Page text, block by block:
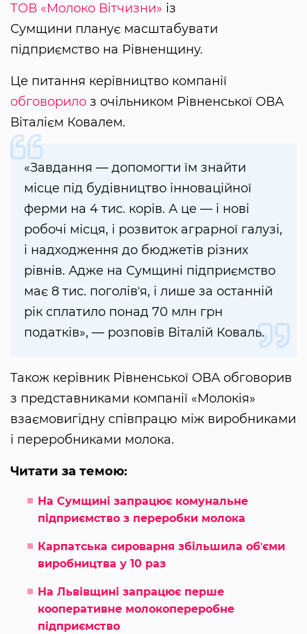
ТОВ «Молоко Вітчизни» із
Сумщини планує масштабувати
підприємство на Рівненщину.
Це питання керівництво компанії
обговорило з очільником Рівненської ОВА
Віталієм Ковалем.
«Завдання — допомогти їм знайти
місце під будівництво інноваційної
ферми на 4 тис. корів. А це — і нові
робочі місця, і розвиток аграрної галузі,
і надходження до бюджетів різних
рівнів. Адже на Сумщині підприємство
має 8 тис. поголівʼя, і лише за останній
рік сплатило понад 70 млн грн
податків», — розповів Віталій Коваль.
Також керівник Рівненської ОВА обговорив
з представниками компанії «Молокія»
взаємовигідну співпрацю між виробниками
і переробниками молока.
Читати за темою:
На Сумщині запрацює комунальне
підприємство з переробки молока
Карпатська сироварня збільшила обʼєми
виробництва у 10 раз
На Львівщині запрацює перше
кооперативне молокопереробне
підприємство